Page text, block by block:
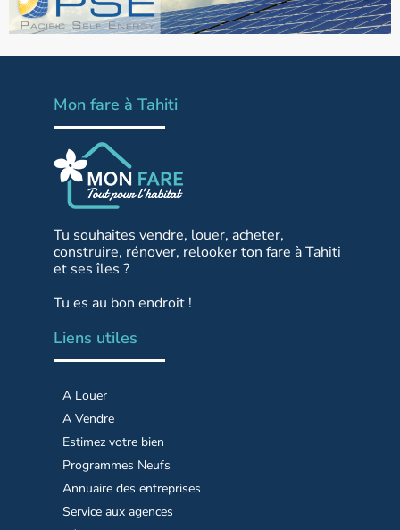
Mon fare à Tahiti
Tu souhaites vendre, louer, acheter,
construire, rénover, relooker ton fare à Tahiti
et ses îles ?
Tu es au bon endroit !
Liens utiles
A Louer
A Vendre
Estimez votre bien
Programmes Neufs
Annuaire des entreprises
Service aux agences